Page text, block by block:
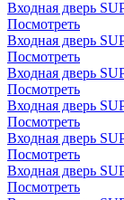
Входная дверь
Посмотреть
Входная дверь
Посмотреть
Входная дверь
Посмотреть
Входная дверь
Посмотреть
Входная дверь
Посмотреть
Входная дверь
Посмотреть